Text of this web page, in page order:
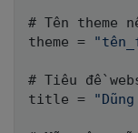
# Tên theme
theme =
# Tiêu đề
title =